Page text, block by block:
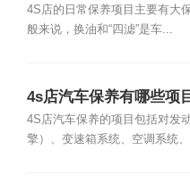
4S店的日常保养项目主要有大
般来说，换油和“四滤”是车...
4s店汽车保养有哪些项
4S店汽车保养的项目包括对发
擎）、变速箱系统、空调系统、